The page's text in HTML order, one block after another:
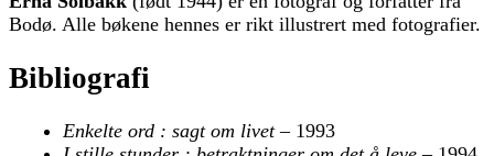
Bodø. Alle bøkene hennes er rikt illustrert med fotografier.
Bibliografi
Enkelte ord : sagt om livet – 1993